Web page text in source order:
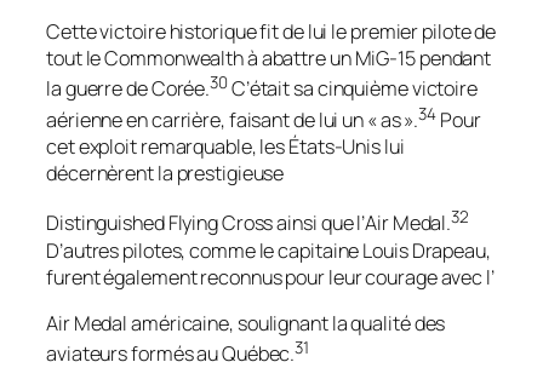
Cette victoire historique fit de lui le premier pilote de
tout le Commonwealth à abattre un MiG-15 pendant
la guerre de Corée.30 C’était sa cinquième victoire
aérienne en carrière, faisant de lui un « as ».34 Pour
cet exploit remarquable, les États-Unis lui
décernèrent la prestigieuse
Distinguished Flying Crossainsi que l’Air Medal.32
D’autres pilotes, comme le capitaine Louis Drapeau,
furent également reconnus pour leur courage avec l’
Air Medalaméricaine, soulignant la qualité des
aviateurs formés au Québec.31